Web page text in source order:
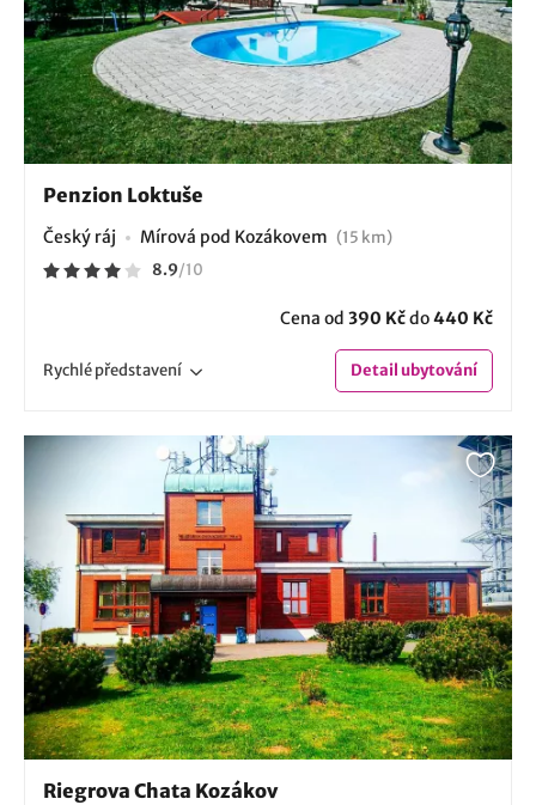
Penzion Loktuše
Český ráj Mírová pod Kozákovem (15 km)
8.9/10
Cena od 390 Kčdo440 Kč
Rychlépředstavení Detailubytování
Riegrova Chata Kozákov